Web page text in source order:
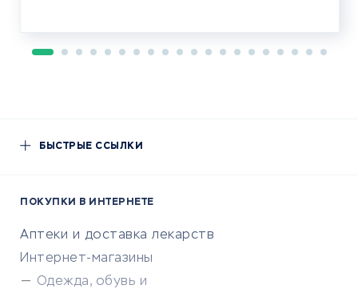
БЫСТРЫЕ ССЫЛКИ
ПОКУПКИ В ИНТЕРНЕТЕ
Аптеки и доставка лекарств
Интернет-магазины
Одежда, обувь и